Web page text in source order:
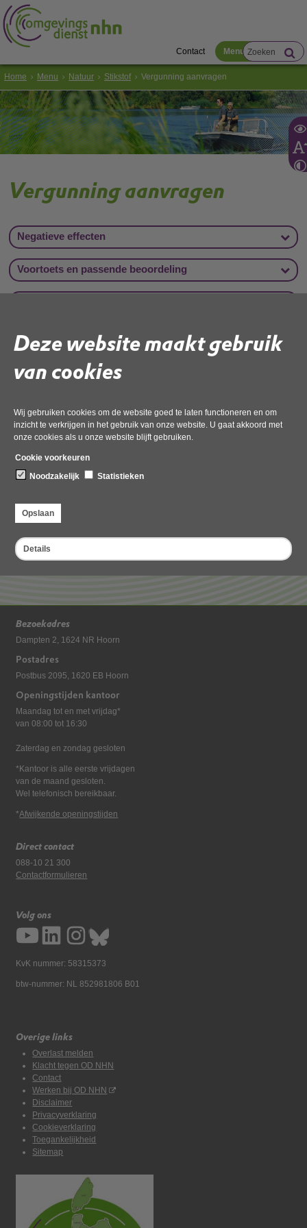
Deze website maakt gebruik
van cookies
Wij gebruiken cookies om de website goed te laten functioneren en om
inzicht te verkrijgen in het gebruik van onze website. U gaat akkoord met
onze cookies als u onze website blijft gebruiken.
Cookie voorkeuren
Noodzakelijk
Statistieken
Opslaan
Details
Contact Menu
Home Menu Natuur Stikstof Vergunning aanvragen
Vergunning aanvragen
Negatieve effecten
Voortoets en passende beoordeling
Aanvragen en procedure
Checklist
Indieningsvereisten aanvraag Natura 2000-activiteit stikstofdepositie
pdf , 505kB
Bezoekadres
Dampten 2, 1624 NR Hoorn
Postadres
Postbus 2095, 1620 EB Hoorn
Openingstijden kantoor
Maandag tot en met vrijdag*
van 08:00 tot 16:30
Zaterdag en zondag gesloten
*Kantoor is alle eerste vrijdagen
van de maand gesloten.
Wel telefonisch bereikbaar.
*Afwijkende openingstijden
Direct contact
088-10 21 300
Contactformulieren
Volg ons
KvK nummer: 58315373
btw-nummer: NL 852981806 B01
Overige links
Overlast melden
Klacht tegen OD NHN
Contact
Werken bij OD NHN
Disclaimer
Privacyverklaring
Cookieverklaring
Toegankelijkheid
Sitemap